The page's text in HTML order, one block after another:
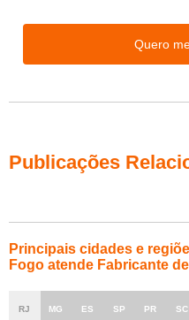
Quero
Publicações
Principais cidades e
Fogo atende Fabricante
RJ MG ES SP PR SC